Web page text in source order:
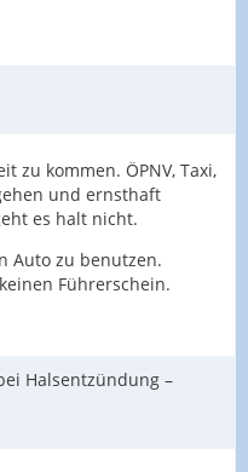
zu kommen. ÖPNV, Taxi,
und ernsthaft
es halt nicht.
Auto zu benutzen.
Führerschein.
Halsentzündung –